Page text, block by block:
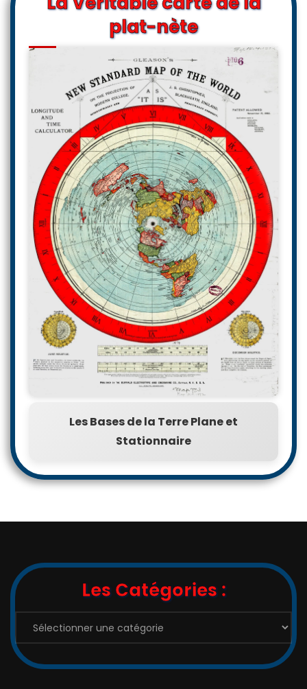
plat-nète
Les Bases de la Terre Plane et
Stationnaire
Les Catégories :